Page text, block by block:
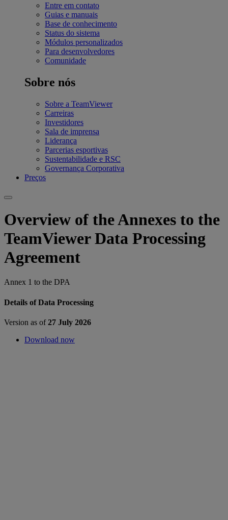
Entre em contato
Guias e manuais
Base de conhecimento
Status do sistema
Módulos personalizados
Para desenvolvedores
Comunidade
Sobre nós
Sobre a TeamViewer
Carreiras
Investidores
Sala de imprensa
Liderança
Parcerias esportivas
Sustentabilidade e RSC
Governança Corporativa
Preços
Overview of the Annexes to the
TeamViewer Data Processing
Agreement
Annex 1 to the DPA
Details of Data Processing
Version as of27 July 2026
Download now